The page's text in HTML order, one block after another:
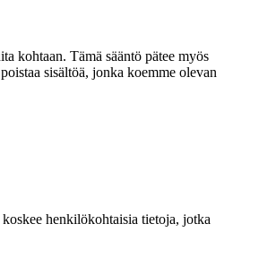
kohtaan. Tämä sääntö pätee myös
sisältöä, jonka koemme olevan
henkilökohtaisia ​​tietoja, jotka